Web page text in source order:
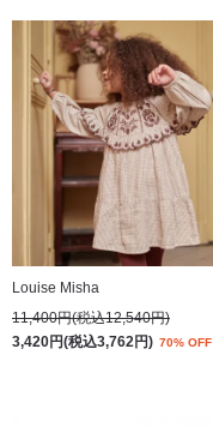
Louise Misha
11,400円(税込12,540円)
3,420円(税込3,762円) 70% OFF